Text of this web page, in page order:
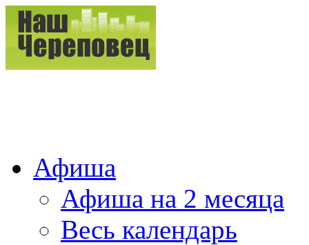
Афиша
Афиша на 2 месяца
Весь календарь